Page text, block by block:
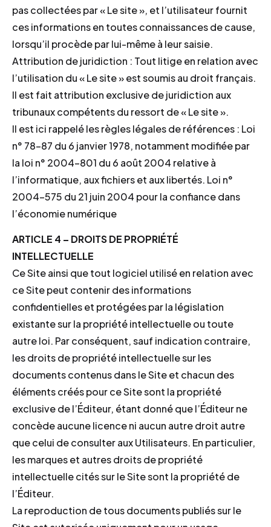
pas collectées par « Le site », et l’utilisateur fournit
ces informations en toutes connaissances de cause,
lorsqu’il procède par lui-même à leur saisie.
Attribution de juridiction : Tout litige en relation avec
l’utilisation du « Le site » est soumis au droit français.
Il est fait attribution exclusive de juridiction aux
tribunaux compétents du ressort de « Le site ».
Il est ici rappelé les règles légales de références : Loi
n° 78-87 du 6 janvier 1978, notamment modifiée par
la loi n° 2004-801 du 6 août 2004 relative à
l’informatique, aux fichiers et aux libertés. Loi n°
2004-575 du 21 juin 2004 pour la confiance dans
l’économie numérique
ARTICLE 4 – DROITS DE PROPRIÉTÉ
INTELLECTUELLE
Ce Site ainsi que tout logiciel utilisé en relation avec
ce Site peut contenir des informations
confidentielles et protégées par la législation
existante sur la propriété intellectuelle ou toute
autre loi. Par conséquent, sauf indication contraire,
les droits de propriété intellectuelle sur les
documents contenus dans le Site et chacun des
éléments créés pour ce Site sont la propriété
exclusive de l’Éditeur, étant donné que l’Éditeur ne
concède aucune licence ni aucun autre droit autre
que celui de consulter aux Utilisateurs. En particulier,
les marques et autres droits de propriété
intellectuelle cités sur le Site sont la propriété de
l’Éditeur.
La reproduction de tous documents publiés sur le